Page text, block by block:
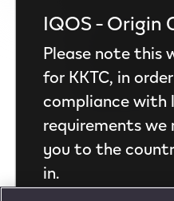
IQOS - Origin
Please note this
for KKTC, in
compliance with
requirements
you to the
in.
Bilgileriniz